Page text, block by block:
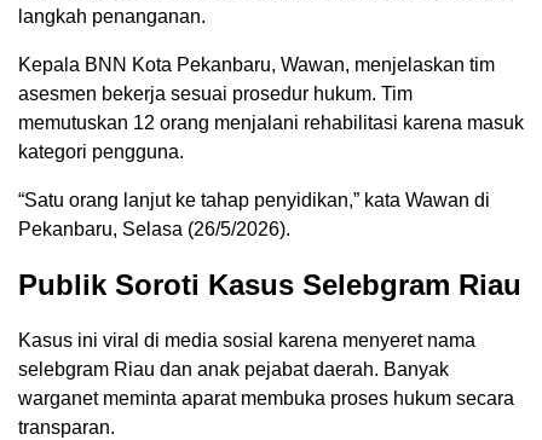
langkah penanganan.
Kepala BNN Kota Pekanbaru, Wawan, menjelaskan tim
asesmen bekerja sesuai prosedur hukum. Tim
memutuskan 12 orang menjalani rehabilitasi karena masuk
kategori pengguna.
“Satu orang lanjut ke tahap penyidikan,” kata Wawan di
Pekanbaru, Selasa (26/5/2026).
Publik Soroti Kasus Selebgram Riau
Kasus ini viral di media sosial karena menyeret nama
selebgram Riau dan anak pejabat daerah. Banyak
warganet meminta aparat membuka proses hukum secara
transparan.